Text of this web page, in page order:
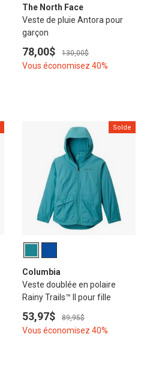
The North Face
Veste de pluie Antora pour
garçon
78,00$ 130,00$
Vous économisez 40%
Solde
Columbia
Veste doublée en polaire
Rainy Trails™ II pour fille
53,97$ 89,95$
Vous économisez 40%